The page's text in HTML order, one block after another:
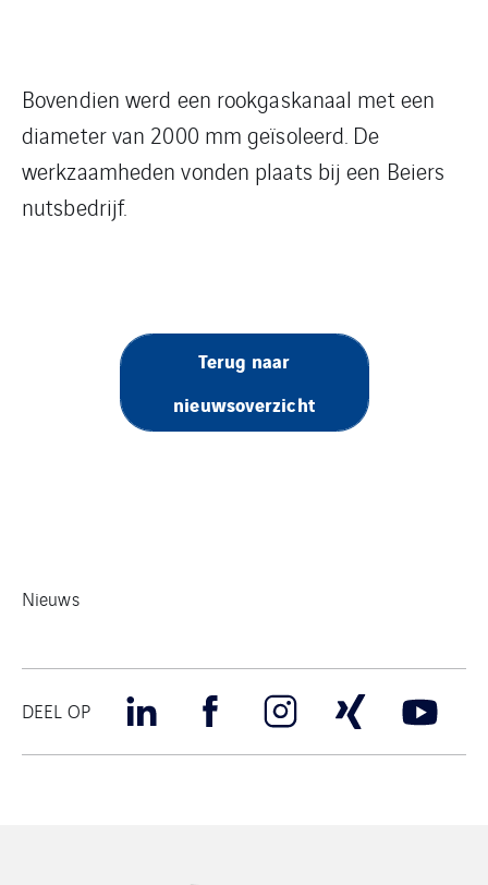
Bovendien werd een rookgaskanaal met een
diameter van 2000 mm geïsoleerd. De
werkzaamheden vonden plaats bij een Beiers
nutsbedrijf.
Terug naar
nieuwsoverzicht
Nieuws
DEEL OP